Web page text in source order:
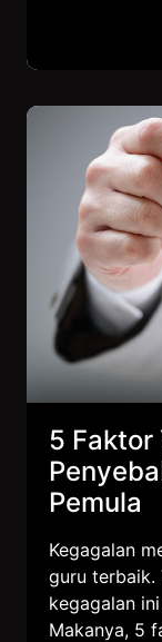
5 Faktor
Pemula
Kegagalan
guru terbaik.
kegagalan
Makanya, 5